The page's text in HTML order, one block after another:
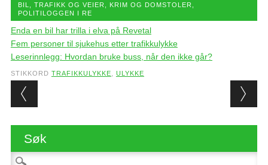
BIL, TRAFIKK OG VEIER KRIM OG DOMSTOLER
POLITILOGGEN I RE
Enda en bil har trilla i elva på Revetal
Fem personer til sjukehus etter trafikkulykke
Leserinnlegg: Hvordan bruke buss, når den ikke går?
STIKKORD TRAFIKKULYKKE ULYKKE
Post navigation
Søk
Søk etter: